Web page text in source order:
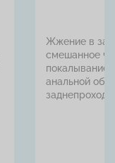
Жжение в
смешанное
анальной